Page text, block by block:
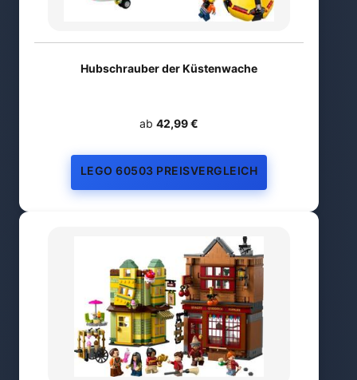
Hubschrauber der Küstenwache
ab 42,99 €
LEGO 60503 PREISVERGLEICH